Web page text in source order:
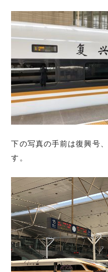
下の写真の手前は復興号
す。